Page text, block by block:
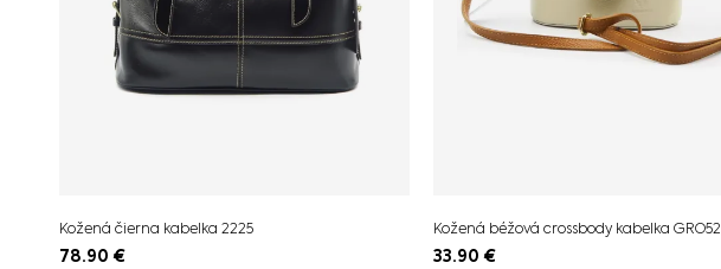
Kožená čierna kabelka 2225
78.90 €
Kožená béžová crossbody kabelka GRO52
33.90 €